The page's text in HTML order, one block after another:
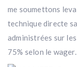
me soumettons
technique directe
administrées sur
75% selon le wager.